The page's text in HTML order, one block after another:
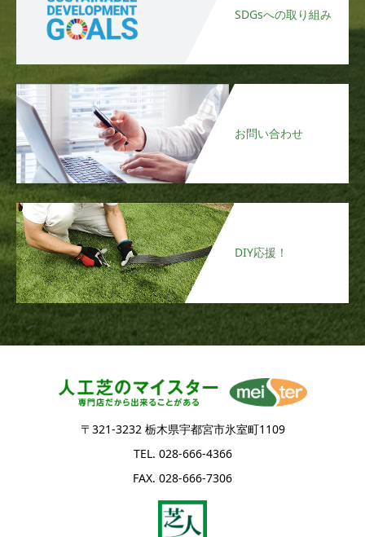
SDGsへの取り組み
お問い合わせ
DIY応援！
〒321-3232 栃木県宇都宮市氷室町1109
TEL. 028-666-4366
FAX. 028-666-7306